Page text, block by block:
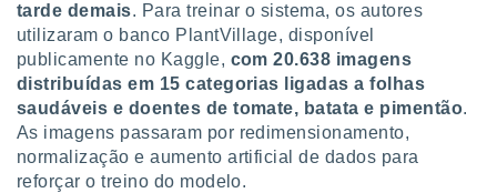
nós e
únicos
para
tarde demais. Para treinar o sistema, os autores
utilizaram o banco PlantVillage, disponível
publicamente no Kaggle, com 20.638 imagens
distribuídas em 15 categorias ligadas a folhas
saudáveis e doentes de tomate, batata e pimentão.
As imagens passaram por redimensionamento,
normalização e aumento artificial de dados para
reforçar o treino do modelo.